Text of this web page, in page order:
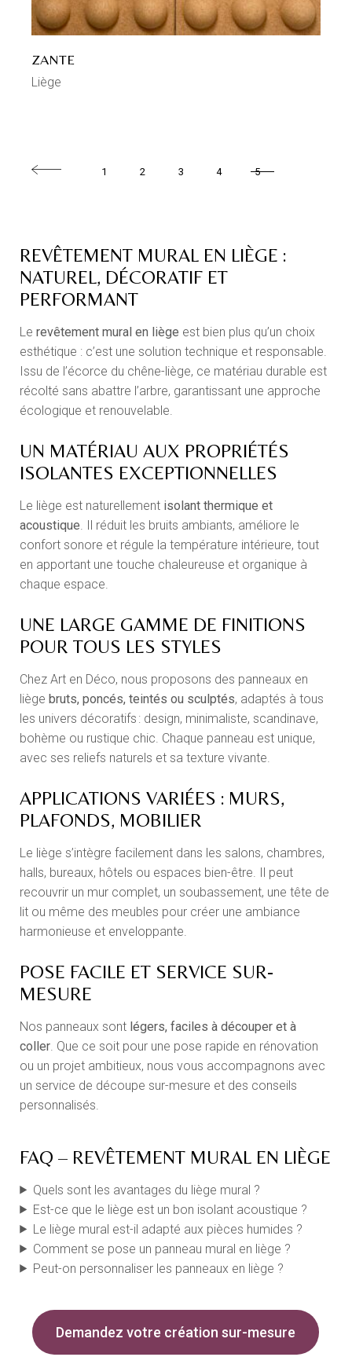
ZANTE
Liège
1 2 3 4 5
REVÊTEMENT MURAL EN LIÈGE :
NATUREL, DÉCORATIF ET
PERFORMANT
Lerevêtement mural en liège est bien plus qu’un choix
esthétique : c’est une solution technique et responsable.
Issu de l’écorce du chêne-liège, ce matériau durable est
récolté sans abattre l’arbre, garantissant une approche
écologique et renouvelable.
UN MATÉRIAU AUX PROPRIÉTÉS
ISOLANTES EXCEPTIONNELLES
Le liège est naturellement isolant thermique et
acoustique . Il réduit les bruits ambiants, améliore le
confort sonore et régule la température intérieure, tout
en apportant une touche chaleureuse et organique à
chaque espace.
UNE LARGE GAMME DE FINITIONS
POUR TOUS LES STYLES
Chez Art en Déco, nous proposons des panneaux en
liègebruts, poncés, teintés ou sculptés, adaptés à tous
les univers décoratifs : design, minimaliste, scandinave,
bohème ou rustique chic. Chaque panneau est unique,
avec ses reliefs naturels et sa texture vivante.
APPLICATIONS VARIÉES : MURS,
PLAFONDS, MOBILIER
Le liège s’intègre facilement dans les salons, chambres,
halls, bureaux, hôtels ou espaces bien-être. Il peut
recouvrir un mur complet, un soubassement, une tête de
lit ou même des meubles pour créer une ambiance
harmonieuse et enveloppante.
POSE FACILE ET SERVICE SUR-
MESURE
Nos panneaux sont légers, faciles à découper et à
coller . Que ce soit pour une pose rapide en rénovation
ou un projet ambitieux, nous vous accompagnons avec
un service de découpe sur-mesure et des conseils
personnalisés.
FAQ – REVÊTEMENT MURAL EN LIÈGE
Quels sont les avantages du liège mural ?
Est-ce que le liège est un bon isolant acoustique ?
Le liège mural est-il adapté aux pièces humides ?
Comment se pose un panneau mural en liège ?
Peut-on personnaliser les panneaux en liège ?
Demandez votre création sur-mesure